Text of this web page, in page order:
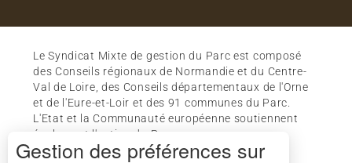
Le Syndicat Mixte de gestion du Parc est composé
des Conseils régionaux de Normandie et du Centre-
Val de Loire, des Conseils départementaux de l'Orne
et de l'Eure-et-Loir et des 91 communes du Parc.
L'Etat et la Communauté européenne soutiennent
également l'action du Parc.
Gestion des préférences sur